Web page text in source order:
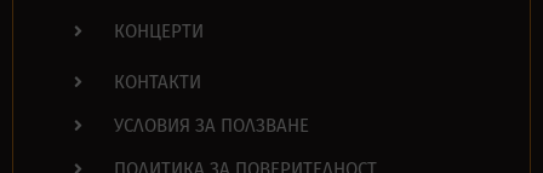
КОНЦЕРТИ
КОНТАКТИ
УСЛОВИЯ ЗА ПОЛЗВАНЕ